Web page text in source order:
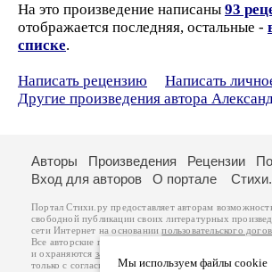
На это произведение написаны 93
отображается последняя, остальные -
списке.
Написать рецензию
Написать
Другие произведения автора
Мы используем файлы cookie
Авторы Произведения Рецензии
Вход для авторов
О портале
Портал Стихи.ру предоставляет авторам
свободной публикации своих литературных
сети Интернет на основаниипользовательского
Все авторские права на произведения принадлежат
и охраняются законом
. Перепечатка произведений
только с согласия его автора, к которому вы можете